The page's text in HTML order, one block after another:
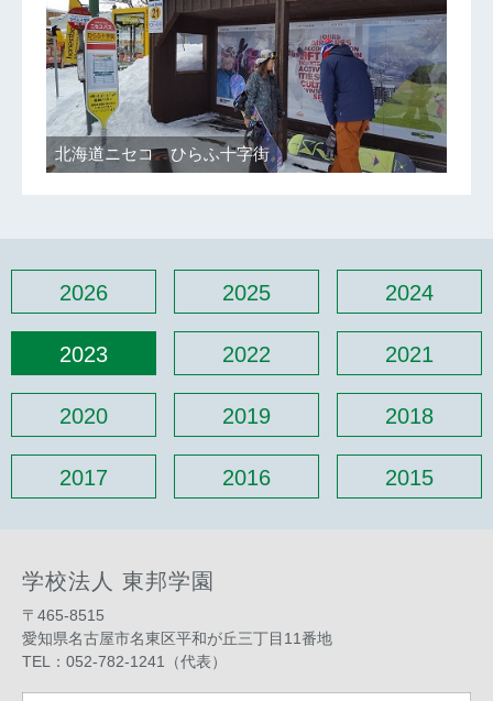
北海道ニセコ ひらふ十字街
2026 2025 2024
2023 2022 2021
2020 2019 2018
2017 2016 2015
学校法人 東邦学園
〒465-8515
愛知県名古屋市名東区平和が丘三丁目11番地
TEL：052-782-1241（代表）